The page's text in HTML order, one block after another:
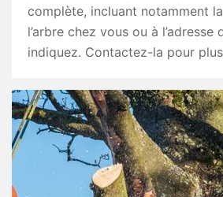
complète, incluant notamment
l’arbre chez vous ou à l’adresse
indiquez. Contactez-la pour